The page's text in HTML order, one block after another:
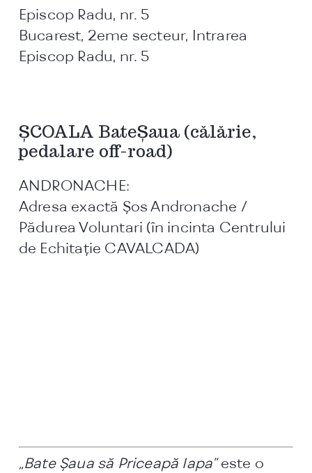
Episcop Radu, nr. 5
Bucarest, 2eme secteur, Intrarea
Episcop Radu, nr. 5
ȘCOALA BateȘaua (călărie,
pedalare off-road)
ANDRONACHE:
Adresa exactă Șos Andronache /
Pădurea Voluntari (în incinta Centrului
de Echitație CAVALCADA)
„Bate Şaua să Priceapă Iapa”este o